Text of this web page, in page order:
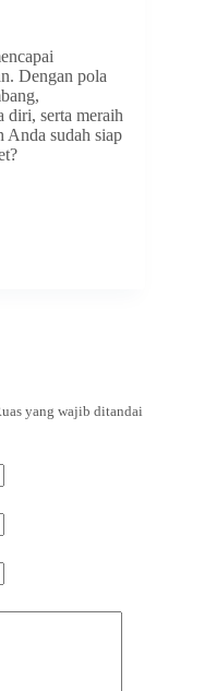
Dengan pola
diri, serta meraih
Anda sudah siap
yang wajib ditandai